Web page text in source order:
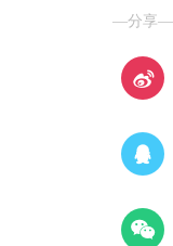
—分享—